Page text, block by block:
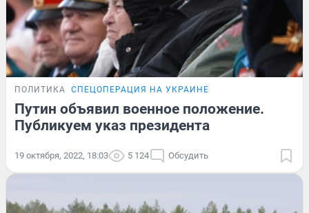
ПОЛИТИКА СПЕЦОПЕРАЦИЯ НА УКРАИНЕ
Путин объявил военное положение.
Публикуем указ президента
19 октября, 2022, 18:03 5 124 Обсудить